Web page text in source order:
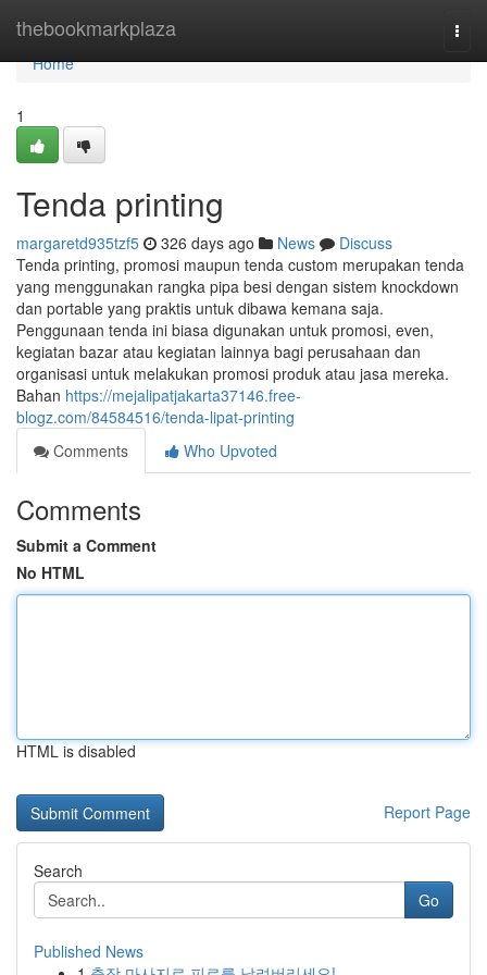
thebookmarkplaza
Home
Home
1
Tenda printing
margaretd935tzf5 326 days ago News
Discuss
Tenda printing, promosi maupun tenda custom merupakan tenda
yang menggunakan rangka pipa besi dengan sistem knockdown
dan portable yang praktis untuk dibawa kemana saja.
Penggunaan tenda ini biasa digunakan untuk promosi, even,
kegiatan bazar atau kegiatan lainnya bagi perusahaan dan
organisasi untuk melakukan promosi produk atau jasa mereka.
Bahan https://mejalipatjakarta37146.free-
blogz.com/84584516/tenda-lipat-printing
Comments
Who Upvoted
Comments
Submit a Comment
No HTML
HTML is disabled
Report Page
Search
Go
Published News